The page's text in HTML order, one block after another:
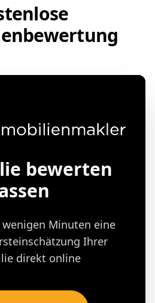
bewerten
wenigen Minuten eine
Ihrer
direkt online